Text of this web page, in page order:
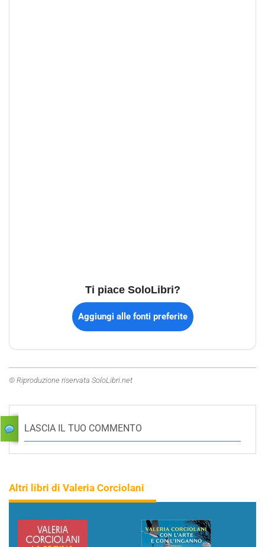
Ti piace SoloLibri?
Aggiungi alle fonti preferite
© Riproduzione riservata SoloLibri.net
LASCIA IL TUO COMMENTO
Altri libri di Valeria Corciolani